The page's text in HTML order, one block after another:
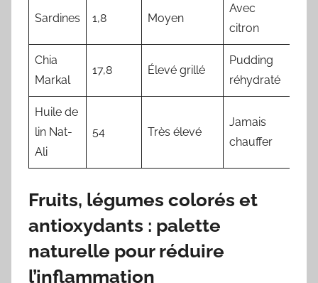
Sardines 1,8 Moyen
Avec
citron
Chia
Markal
17,8 Élevé grillé
Pudding
réhydraté
Huile de
lin Nat-
Ali
54 Très élevé
Jamais
chauffer
Fruits, légumes colorés et
antioxydants : palette
naturelle pour réduire
l’inflammation